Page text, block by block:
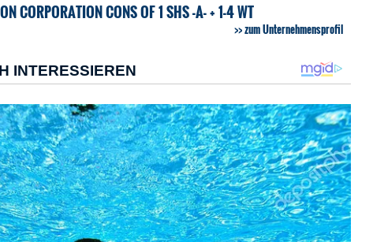
CORPORATION CONS OF 1 SHS -A- + 1-4 WT
zum Unternehmensprofil